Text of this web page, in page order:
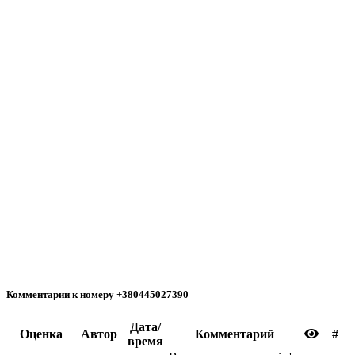
Комментарии к номеру +380445027390
Oценка Автор
Дата/
время
Комментарий
#